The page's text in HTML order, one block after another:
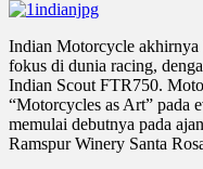
Indian Motorcycle akhirnya
fokus di dunia racing,
Indian Scout FTR750.
“Motorcycles as Art” pada
memulai debutnya pada
Ramspur Winery Santa